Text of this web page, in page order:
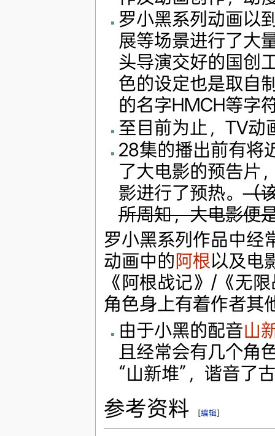
罗小黑系列动画以
展等场景进行了大
头导演交好的国创
色的设定也是取自
的名字HMCH等字
至目前为止，TV动
28集的播出前有将
了大电影的预告片
影进行了预热。（
所周知，大电影便
罗小黑系列作品中经
动画中的阿根以及电
《阿根战记》/《无
角色身上有着作者其
由于小黑的配音山
且经常会有几个角
“山新堆”，谐音了
参考资料 [编辑]